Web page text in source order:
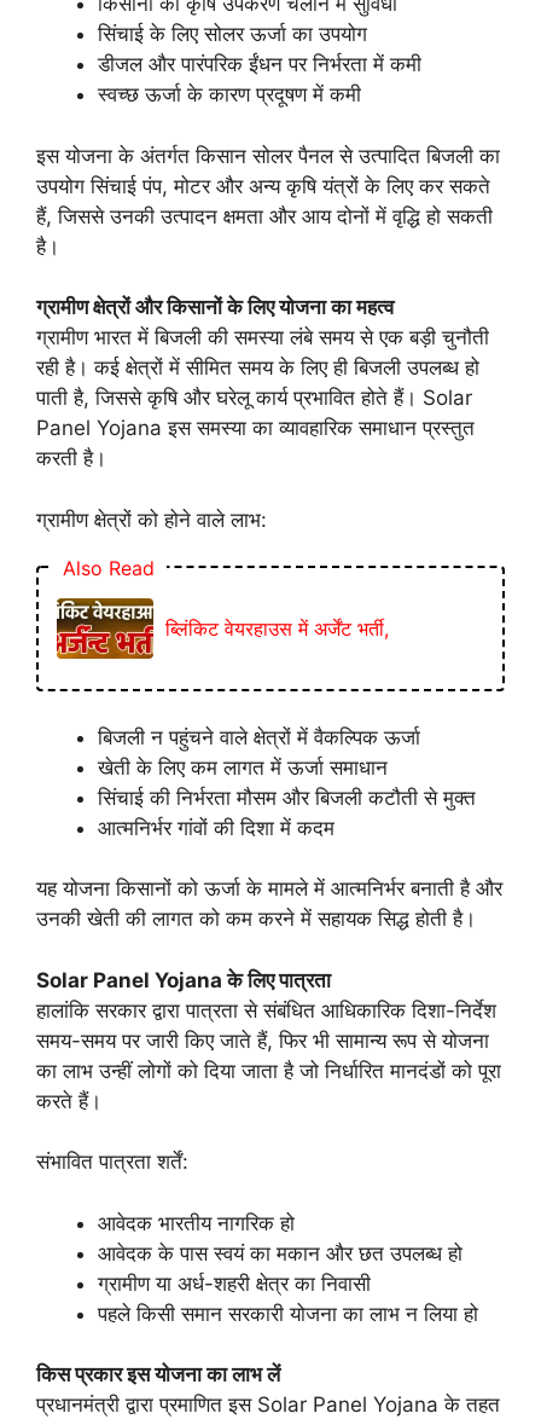
सिंचाई के लिए सोलर ऊर्जा का उपयोग
डीजल और पारंपरिक ईंधन पर निर्भरता में कमी
स्वच्छ ऊर्जा के कारण प्रदूषण में कमी
इस योजना के अंतर्गत किसान सोलर पैनल से उत्पादित बिजली का
उपयोग सिंचाई पंप, मोटर और अन्य कृषि यंत्रों के लिए कर सकते
हैं, जिससे उनकी उत्पादन क्षमता और आय दोनों में वृद्धि हो सकती
है।
ग्रामीण क्षेत्रों और किसानों के लिए योजना का महत्व
ग्रामीण भारत में बिजली की समस्या लंबे समय से एक बड़ी चुनौती
रही है। कई क्षेत्रों में सीमित समय के लिए ही बिजली उपलब्ध हो
पाती है, जिससे कृषि और घरेलू कार्य प्रभावित होते हैं। Solar
Panel Yojana इस समस्या का व्यावहारिक समाधान प्रस्तुत
करती है।
ग्रामीण क्षेत्रों को होने वाले लाभ:
Also Read
ब्लिंकिट वेयरहाउस में अर्जेंट भर्ती,
बिजली न पहुंचने वाले क्षेत्रों में वैकल्पिक ऊर्जा
खेती के लिए कम लागत में ऊर्जा समाधान
सिंचाई की निर्भरता मौसम और बिजली कटौती से मुक्त
आत्मनिर्भर गांवों की दिशा में कदम
यह योजना किसानों को ऊर्जा के मामले में आत्मनिर्भर बनाती है और
उनकी खेती की लागत को कम करने में सहायक सिद्ध होती है।
Solar Panel Yojana के लिए पात्रता
हालांकि सरकार द्वारा पात्रता से संबंधित आधिकारिक दिशा-निर्देश
समय-समय पर जारी किए जाते हैं, फिर भी सामान्य रूप से योजना
का लाभ उन्हीं लोगों को दिया जाता है जो निर्धारित मानदंडों को पूरा
करते हैं।
संभावित पात्रता शर्तें:
आवेदक भारतीय नागरिक हो
आवेदक के पास स्वयं का मकान और छत उपलब्ध हो
ग्रामीण या अर्ध-शहरी क्षेत्र का निवासी
पहले किसी समान सरकारी योजना का लाभ न लिया हो
किस प्रकार इस योजना का लाभ लें
प्रधानमंत्री द्वारा प्रमाणित इस Solar Panel Yojana के तहत